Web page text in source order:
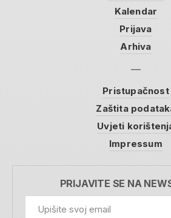
Kalendar
Prijava
Arhiva
Pristupačnost
Zaštita
Uvjeti
Impressum
PRIJAVITE SE NA